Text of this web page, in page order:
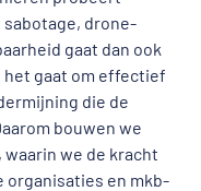
drone-
gaat dan ook
gaat om effectief
die de
bouwen we
we de kracht
organisaties en mkb-